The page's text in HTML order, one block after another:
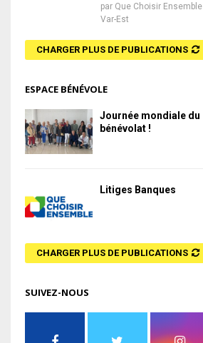
par Que Choisir Ensemble
Var-Est
CHARGER PLUS DE PUBLICATIONS
ESPACE BÉNÉVOLE
Journée mondiale du
bénévolat !
Litiges Banques
CHARGER PLUS DE PUBLICATIONS
SUIVEZ-NOUS